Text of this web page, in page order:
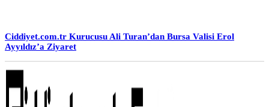
Ciddiyet.com.tr Kurucusu Ali Turan’dan Bursa Valisi Erol
Ayyıldız’a Ziyaret